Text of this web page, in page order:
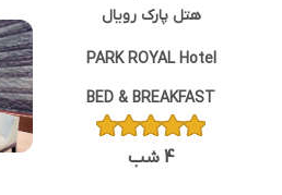
هتل پارک رویال
PARK ROYAL Hotel
BED & BREAKFAST
4 شب